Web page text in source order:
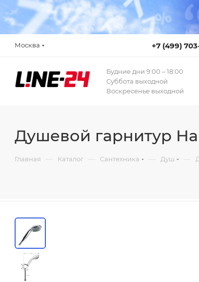
Москва +7 (499)
Будние дни 9:00 – 18:00
Суббота выходной
Воскресенье выходной
Душевой гарнитур
Главная — Каталог — Сантехника — Душ —